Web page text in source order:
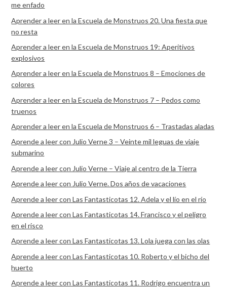
me enfado
Aprender a leer en la Escuela de Monstruos 20. Una fiesta que
no resta
Aprender a leer en la Escuela de Monstruos 19: Aperitivos
explosivos
Aprender a leer en la Escuela de Monstruos 8 – Emociones de
colores
Aprender a leer en la Escuela de Monstruos 7 – Pedos como
truenos
Aprender a leer en la Escuela de Monstruos 6 – Trastadas aladas
Aprende a leer con Julio Verne 3 – Veinte mil leguas de viaje
submarino
Aprende a leer con Julio Verne – Viaje al centro de la Tierra
Aprende a leer con Julio Verne. Dos años de vacaciones
Aprende a leer con Las Fantasticotas 12. Adela y el lío en el río
Aprende a leer con Las Fantasticotas 14. Francisco y el peligro
en el risco
Aprende a leer con Las Fantasticotas 13. Lola juega con las olas
Aprende a leer con Las Fantasticotas 10. Roberto y el bicho del
huerto
Aprende a leer con Las Fantasticotas 11. Rodrigo encuentra un